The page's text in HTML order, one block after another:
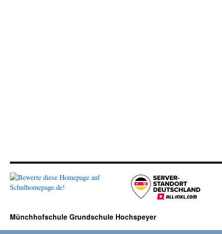
Münchhofschule Grundschule Hochspeyer